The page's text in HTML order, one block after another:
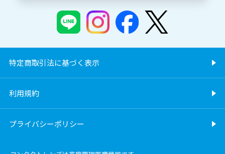
特定商取引法に基づく表示
利用規約
プライバシーポリシー